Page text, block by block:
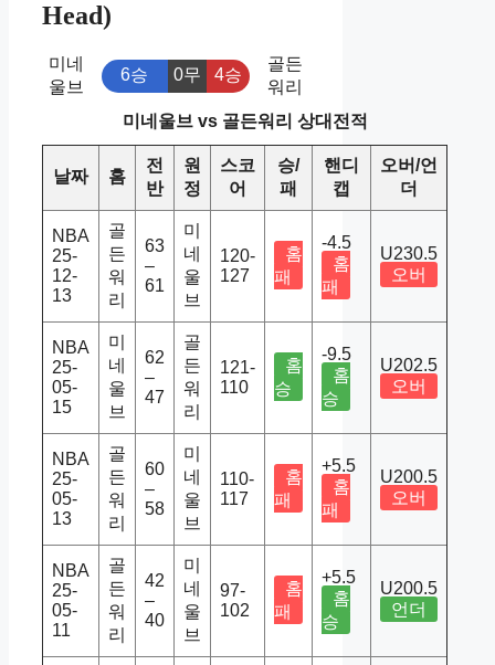
Head)
미네
울브
6승 0무 4승
골든
워리
미네울브 vs 골든워리 상대전적
날짜 홈
전
반
원
정
스코
어
승/
패
핸디
캡
오버/언
더
NBA
25-
12-
13
골
든
워
리
63
–
61
미
네
울
브
120-
127
홈
패
-4.5
홈
패
U230.5
오버
NBA
25-
05-
15
미
네
울
브
62
–
47
골
든
워
리
121-
110
홈
승
-9.5
홈
승
U202.5
오버
NBA
25-
05-
13
골
든
워
리
60
–
58
미
네
울
브
110-
117
홈
패
+5.5
홈
패
U200.5
오버
NBA
25-
05-
11
골
든
워
리
42
–
40
미
네
울
브
97-
102
홈
패
+5.5
홈
승
U200.5
언더